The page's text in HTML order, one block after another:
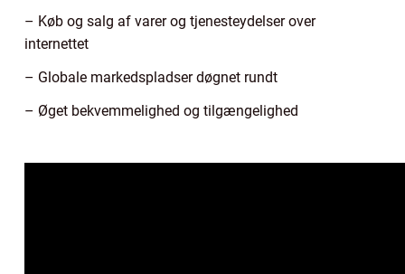
– Køb og salg af varer og tjenesteydelser over
internettet
– Globale markedspladser døgnet rundt
– Øget bekvemmelighed og tilgængelighed